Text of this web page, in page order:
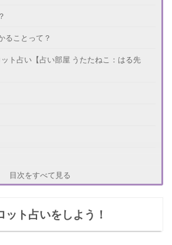
ることって？
ト占い【占い部屋 うたたねこ：はる先
ト占い【アストロマイスター楓：楓先生】
目次をすべて見る
ト占いをしよう！